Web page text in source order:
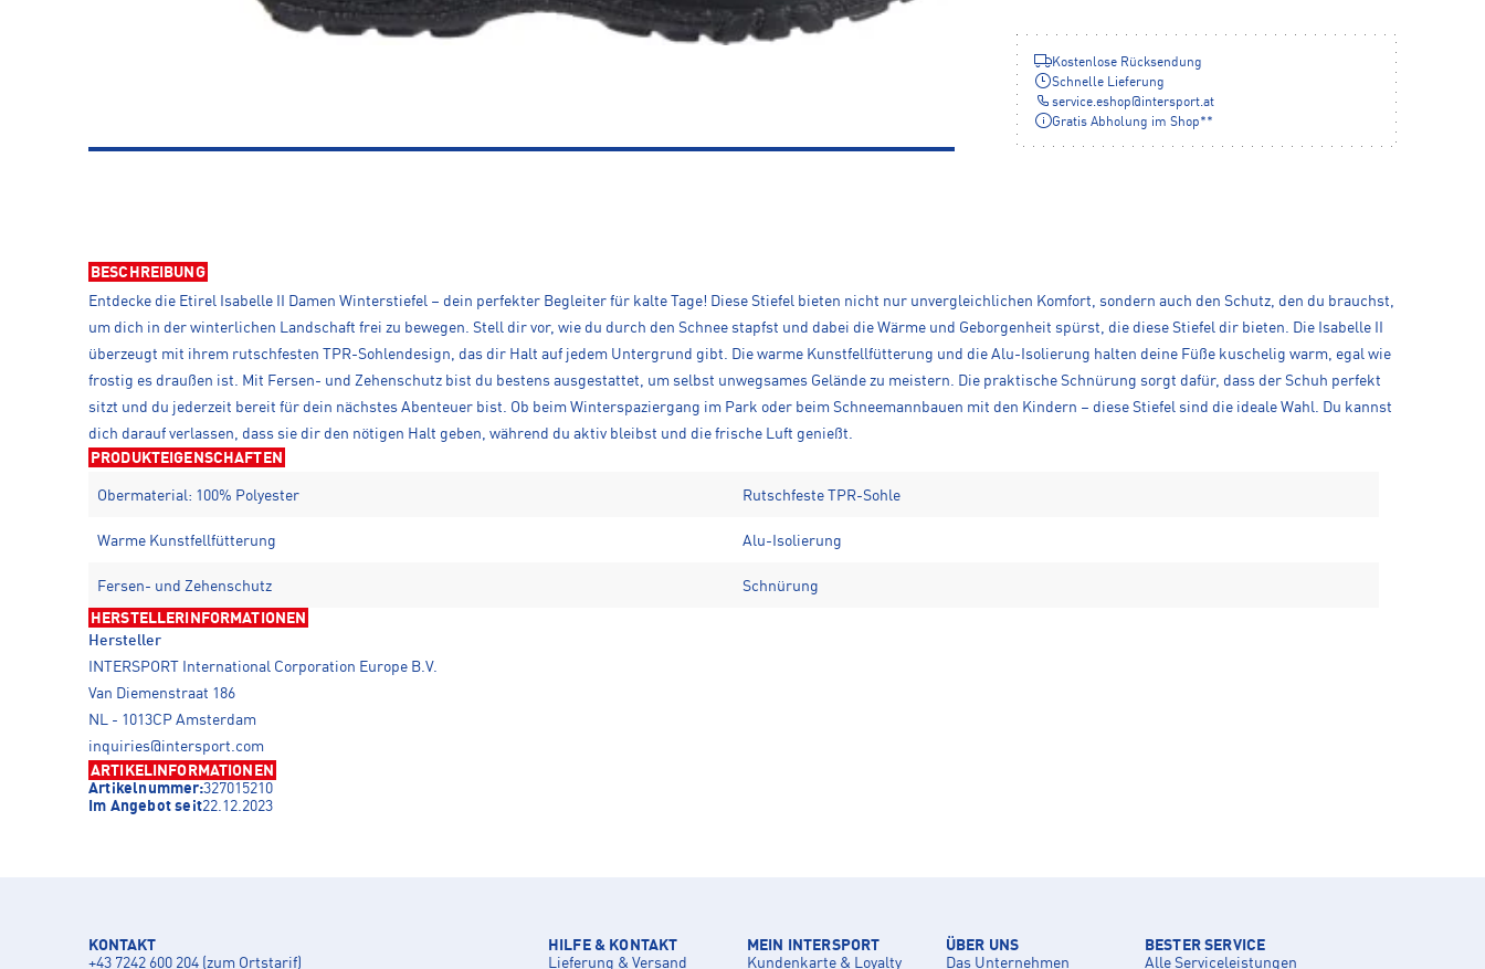
Kostenlose Rücksendung
Schnelle Lieferung
service.eshop@intersport.at
Gratis Abholung im Shop**
BESCHREIBUNG
Entdecke die Etirel Isabelle II Damen Winterstiefel – dein perfekter Begleiter für kalte Tage! Diese Stiefel bieten nicht nur unvergleichlichen Komfort, sondern auch den Schutz, den du brauchst,
um dich in der winterlichen Landschaft frei zu bewegen. Stell dir vor, wie du durch den Schnee stapfst und dabei die Wärme und Geborgenheit spürst, die diese Stiefel dir bieten. Die Isabelle II
überzeugt mit ihrem rutschfesten TPR-Sohlendesign, das dir Halt auf jedem Untergrund gibt. Die warme Kunstfellfütterung und die Alu-Isolierung halten deine Füße kuschelig warm, egal wie
frostig es draußen ist. Mit Fersen- und Zehenschutz bist du bestens ausgestattet, um selbst unwegsames Gelände zu meistern. Die praktische Schnürung sorgt dafür, dass der Schuh perfekt
sitzt und du jederzeit bereit für dein nächstes Abenteuer bist. Ob beim Winterspaziergang im Park oder beim Schneemannbauen mit den Kindern – diese Stiefel sind die ideale Wahl. Du kannst
dich darauf verlassen, dass sie dir den nötigen Halt geben, während du aktiv bleibst und die frische Luft genießt.
PRODUKTEIGENSCHAFTEN
Obermaterial: 100% Polyester Rutschfeste TPR-Sohle
Warme Kunstfellfütterung Alu-Isolierung
Fersen- und Zehenschutz Schnürung
HERSTELLERINFORMATIONEN
Hersteller
INTERSPORT International Corporation Europe B.V.
Van Diemenstraat 186
NL - 1013CP Amsterdam
inquiries@intersport.com
ARTIKELINFORMATIONEN
Artikelnummer:327015210
Im Angebot seit22.12.2023
KONTAKT
+43 7242 600 204 (zum Ortstarif)
HILFE & KONTAKT
Lieferung & Versand
MEIN INTERSPORT
Kundenkarte & Loyalty
ÜBER UNS
Das Unternehmen
BESTER SERVICE
Alle Serviceleistungen